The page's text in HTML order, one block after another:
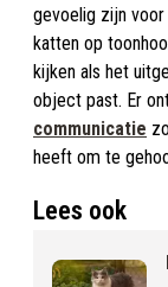
gevoelig zijn
katten op
kijken als het
object past. Er
communicatie
heeft om te
Lees ook